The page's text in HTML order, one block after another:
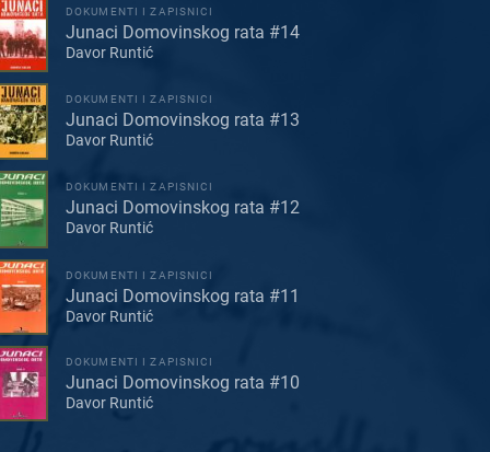
DOKUMENTI I ZAPISNICI
Junaci Domovinskog rata #14
Davor Runtić
DOKUMENTI I ZAPISNICI
Junaci Domovinskog rata #13
Davor Runtić
DOKUMENTI I ZAPISNICI
Junaci Domovinskog rata #12
Davor Runtić
DOKUMENTI I ZAPISNICI
Junaci Domovinskog rata #11
Davor Runtić
DOKUMENTI I ZAPISNICI
Junaci Domovinskog rata #10
Davor Runtić